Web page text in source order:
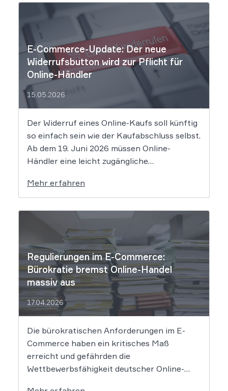
E-Commerce-Update: Der neue
Widerrufsbutton wird zur Pflicht für
Online-Händler
15.05.2026
Der Widerruf eines Online-Kaufs soll künftig
so einfach sein wie der Kaufabschluss selbst.
Ab dem 19. Juni 2026 müssen Online-
Händler eine leicht zugängliche
sogenannten Widerrufsbutton. Wir erklären,
was Shop-Betreiber jetzt umsetzen müssen,
um Abmahnungen zu vermeiden. Bisher
Widerrufsbelehrung über […]
Mehr erfahren
Regulierungen im E-Commerce:
Bürokratie bremst Online-Handel
massiv aus
17.04.2026
Die bürokratischen Anforderungen im E-
Commerce haben ein kritisches Maß
erreicht und gefährden die
Wettbewerbsfähigkeit deutscher Online-